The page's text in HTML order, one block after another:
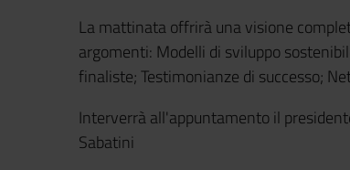
La mattinata offrirà una visione
argomenti: Modelli di sviluppo
finaliste; Testimonianze di successo;
Interverrà all'appuntamento il
Sabatini